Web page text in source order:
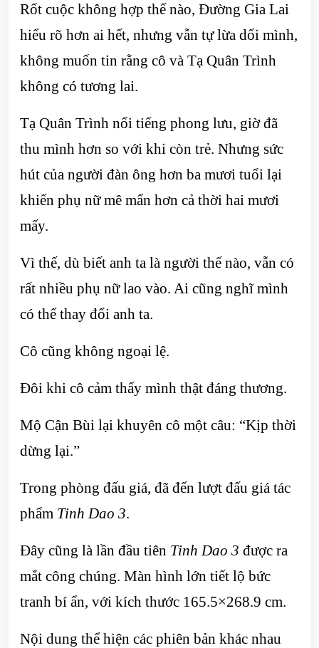
Rốt cuộc không hợp thế nào, Đường Gia Lai
hiểu rõ hơn ai hết, nhưng vẫn tự lừa dối mình,
không muốn tin rằng cô và Tạ Quân Trình
không có tương lai.
Tạ Quân Trình nổi tiếng phong lưu, giờ đã
thu mình hơn so với khi còn trẻ. Nhưng sức
hút của người đàn ông hơn ba mươi tuổi lại
khiến phụ nữ mê mẩn hơn cả thời hai mươi
mấy.
Vì thế, dù biết anh ta là người thế nào, vẫn có
rất nhiều phụ nữ lao vào. Ai cũng nghĩ mình
có thể thay đổi anh ta.
Cô cũng không ngoại lệ.
Đôi khi cô cảm thấy mình thật đáng thương.
Mộ Cận Bùi lại khuyên cô một câu: “Kịp thời
dừng lại.”
Trong phòng đấu giá, đã đến lượt đấu giá tác
phẩm Tinh Dao 3.
Đây cũng là lần đầu tiên Tinh Dao 3 được ra
mắt công chúng. Màn hình lớn tiết lộ bức
tranh bí ẩn, với kích thước 165.5×268.9 cm.
Nội dung thể hiện các phiên bản khác nhau